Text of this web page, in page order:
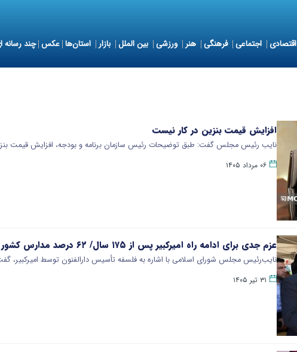
اقتصادی اجتماعی فرهنگی هنر ورزشی بین الملل بازار استان‌ها عکس چند رسانه
افزایش قیمت بنزین در کار نیست
نایب رئیس مجلس گفت: طبق توضیحات رئیس سازمان برنامه و بودجه، افزایش قیمت
۰۶ مرداد ۱۴۰۵
عزم جدی برای ادامه راه امیرکبیر پس از ۱۷۵ سال/ ۶۲ درصد مدارس کشور با مشارکت خیرین ساخته می‌شود
نایب‌رئیس مجلس شورای اسلامی با اشاره به فلسفه تأسیس دارالفنون توسط امیرکبیر، گفت: امروز پس از
۳۱ تیر ۱۴۰۵